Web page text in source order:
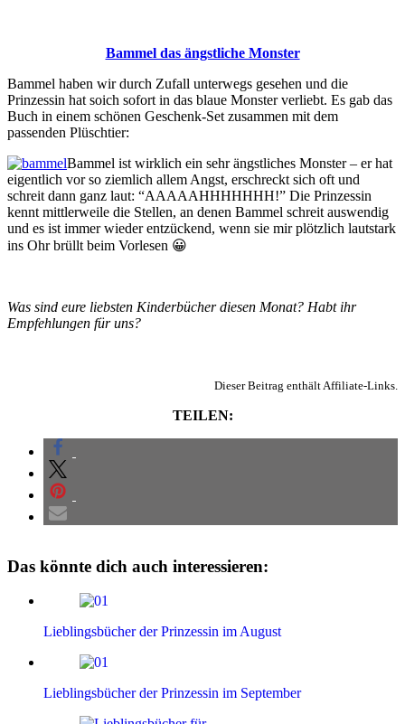
Bammel das ängstliche Monster
Bammel haben wir durch Zufall unterwegs gesehen und die
Prinzessin hat soich sofort in das blaue Monster verliebt. Es gab das
Buch in einem schönen Geschenk-Set zusammen mit dem
passenden Plüschtier:
Bammel ist wirklich ein sehr ängstliches Monster – er hat
eigentlich vor so ziemlich allem Angst, erschreckt sich oft und
schreit dann ganz laut: “AAAAAHHHHHHH!” Die Prinzessin
kennt mittlerweile die Stellen, an denen Bammel schreit auswendig
und es ist immer wieder entzückend, wenn sie mir plötzlich lautstark
ins Ohr brüllt beim Vorlesen 😀
Was sind eure liebsten Kinderbücher diesen Monat? Habt ihr
Empfehlungen für uns?
Dieser Beitrag enthält Affiliate-Links.
TEILEN:
Das könnte dich auch interessieren:
Lieblingsbücher der Prinzessin im August
Lieblingsbücher der Prinzessin im September